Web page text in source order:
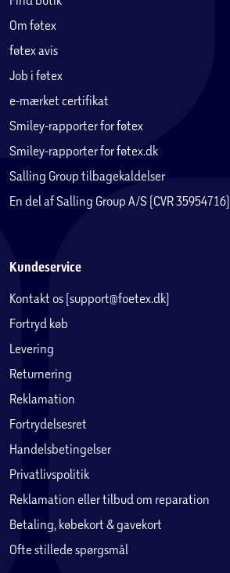
Om føtex
føtex avis
Job i føtex
e-mærket certifikat
Smiley-rapporter for føtex
Smiley-rapporter for føtex.dk
Salling Group tilbagekaldelser
En del af Salling Group A/S (CVR 35954716)
Kundeservice
Kontakt os (support@foetex.dk)
Fortryd køb
Levering
Returnering
Reklamation
Fortrydelsesret
Handelsbetingelser
Privatlivspolitik
Reklamation eller tilbud om reparation
Betaling, købekort & gavekort
Ofte stillede spørgsmål